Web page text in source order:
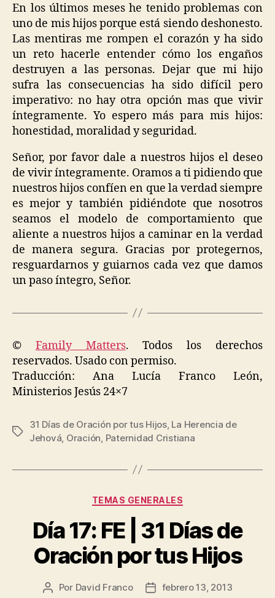
En los últimos meses he tenido problemas con
uno de mis hijos porque está siendo deshonesto.
Las mentiras me rompen el corazón y ha sido
un reto hacerle entender cómo los engaños
destruyen a las personas. Dejar que mi hijo
sufra las consecuencias ha sido difícil pero
imperativo: no hay otra opción mas que vivir
íntegramente. Yo espero más para mis hijos:
honestidad, moralidad y seguridad.
Señor, por favor dale a nuestros hijos el deseo
de vivir íntegramente. Oramos a ti pidiendo que
nuestros hijos confíen en que la verdad siempre
es mejor y también pidiéndote que nosotros
seamos el modelo de comportamiento que
aliente a nuestros hijos a caminar en la verdad
de manera segura. Gracias por protegernos,
resguardarnos y guiarnos cada vez que damos
un paso íntegro, Señor.
© Family Matters. Todos los derechos
reservados. Usado con permiso.
Traducción: Ana Lucía Franco León,
Ministerios Jesús 24×7
Etiquetas
31 Días de Oración por tus Hijos, La Herencia de
Jehová Oración Paternidad Cristiana
Categorías
TEMAS GENERALES
Día 17: FE | 31 Días de
Oración por tus Hijos
Autor
Por David Franco
Fechafebrero 13, 2013